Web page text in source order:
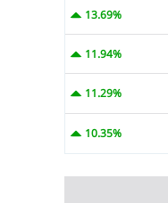
13.69%
11.94%
11.29%
10.35%